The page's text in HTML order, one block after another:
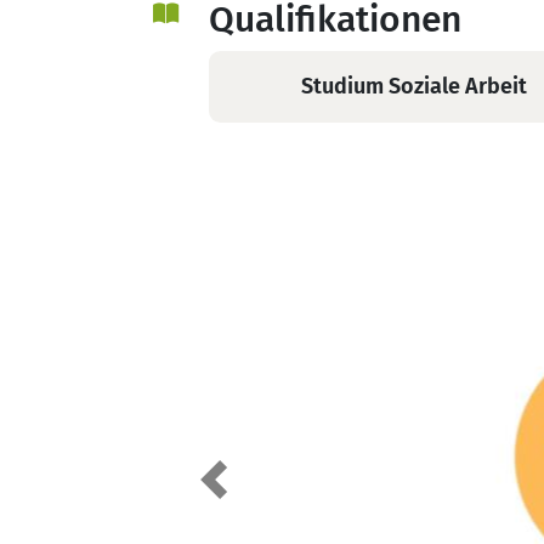
WPO/DKG i.A. -
Beratung
Qualifikationen
Studium Soziale Arbeit
Previous